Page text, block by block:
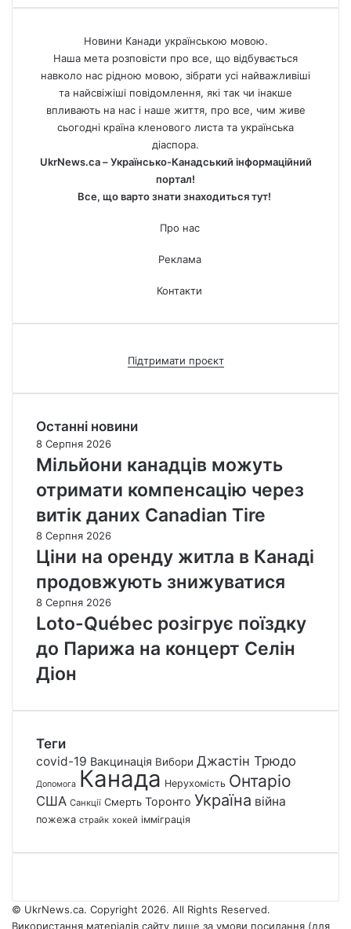
Новини Канади українською мовою.
Наша мета розповісти про все, що відбувається
навколо нас рідною мовою, зібрати усі найважливіші
та найсвіжіші повідомлення, які так чи інакше
впливають на нас і наше життя, про все, чим живе
сьогодні країна кленового листа та українська
діаспора.
UkrNews.ca – Українсько-Канадський інформаційний
портал!
Все, що варто знати знаходиться тут!
Про нас
Реклама
Контакти
Підтримати проєкт
Останні новини
8 Серпня 2026
Мільйони канадців можуть
отримати компенсацію через
витік даних Canadian Tire
8 Серпня 2026
Ціни на оренду житла в Канаді
продовжують знижуватися
8 Серпня 2026
Loto-Québec розігрує поїздку
до Парижа на концерт Селін
Діон
Теги
covid-19 Вакцинація Вибори Джастін Трюдо
Допомога Канада Нерухомість Онтаріо
США Санкції Смерть Торонто Україна війна
пожежа страйк хокей імміграція
© UkrNews.ca. Copyright 2026. All Rights Reserved.
Використання матеріалів сайту лише за умови посилання (для